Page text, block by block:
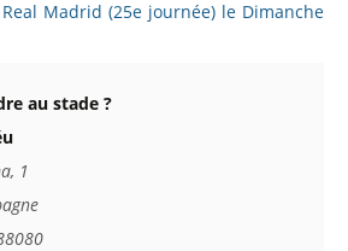
Madrid (25e journée) le Dimanche
au stade ?
1